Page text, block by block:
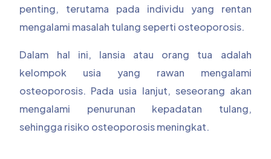
penting, terutama pada individu yang rentan
mengalami masalah tulang seperti osteoporosis.
Dalam hal ini, lansia atau orang tua adalah
kelompok usia yang rawan mengalami
osteoporosis. Pada usia lanjut, seseorang akan
mengalami penurunan kepadatan tulang,
sehingga risiko osteoporosis meningkat.